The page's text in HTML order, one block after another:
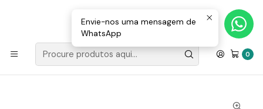
0
Loja Valongo: 220 150 143 (chamada para a rede fixa nacional) «»
E-mail: geral@movenergy.pt
Sistema Magnético | 230V | Calha Principal 1 Metro
Encastrar | Preta
Envie-nos uma mensagem de
WhatsApp